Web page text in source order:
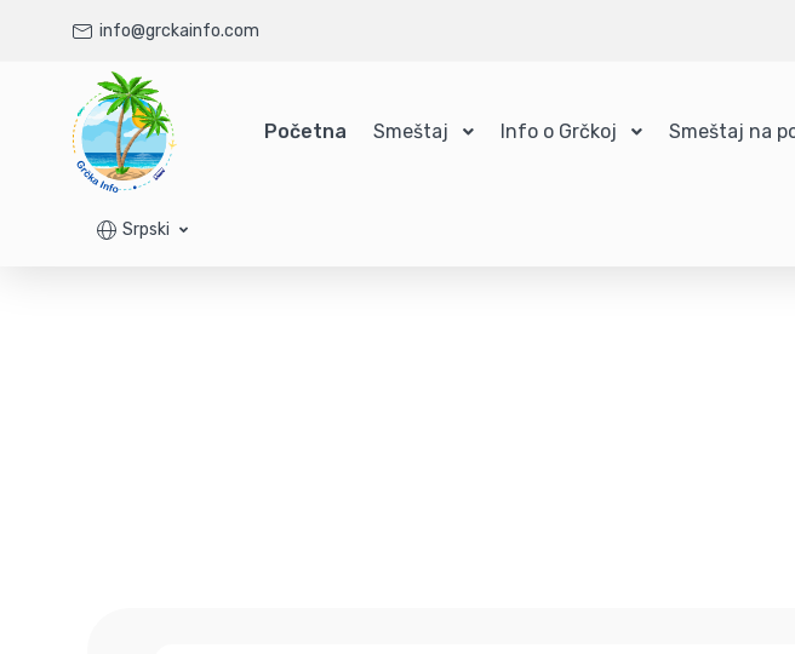
info@grckainfo.com
Početna Smeštaj Info o Grčkoj Smeštaj na
Srpski